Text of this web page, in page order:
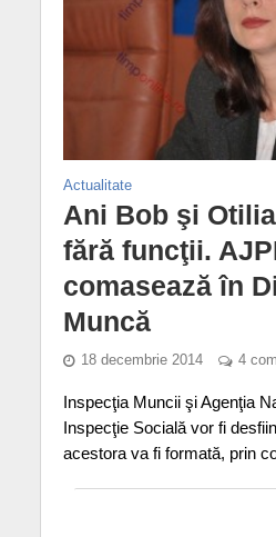
Actualitate
Ani Bob şi
fără funcţii.
comasează în
Muncă
18 decembrie 2014 4
Inspecţia Muncii şi Agenţia
Inspecţie Socială vor fi
acestora va fi formată, prin